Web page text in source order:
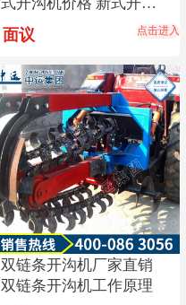
机使用方法
面议 点击进入
双链条开沟机厂家直销
双链条开沟机工作原理